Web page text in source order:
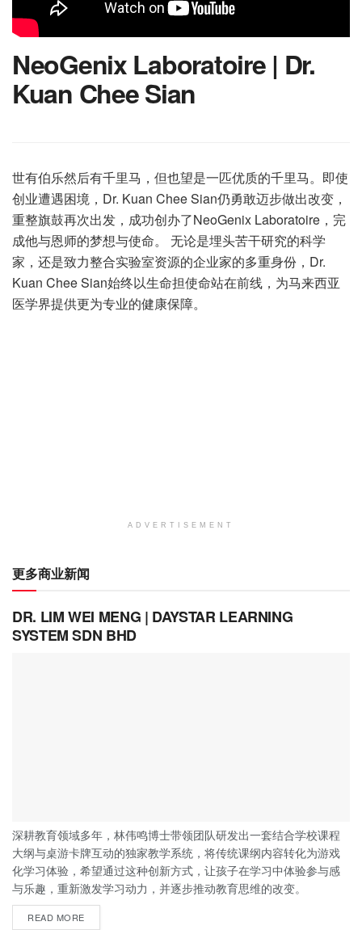
NeoGenix Laboratoire | Dr.
Kuan Chee Sian
世有伯乐然后有千里马，但也望是一匹优质的千里马。即使
创业遭遇困境，Dr. Kuan Chee Sian仍勇敢迈步做出改变，
重整旗鼓再次出发，成功创办了NeoGenix Laboratoire，完
成他与恩师的梦想与使命。 无论是埋头苦干研究的科学
家，还是致力整合实验室资源的企业家的多重身份，Dr.
Kuan Chee Sian始终以生命担使命站在前线，为马来西亚
医学界提供更为专业的健康保障。
ADVERTISEMENT
更多商业新闻
DR. LIM WEI MENG | DAYSTAR LEARNING
SYSTEM SDN BHD
深耕教育领域多年，林伟鸣博士带领团队研发出一套结合学校课程
大纲与桌游卡牌互动的独家教学系统，将传统课纲内容转化为游戏
化学习体验，希望通过这种创新方式，让孩子在学习中体验参与感
与乐趣，重新激发学习动力，并逐步推动教育思维的改变。
READ MORE